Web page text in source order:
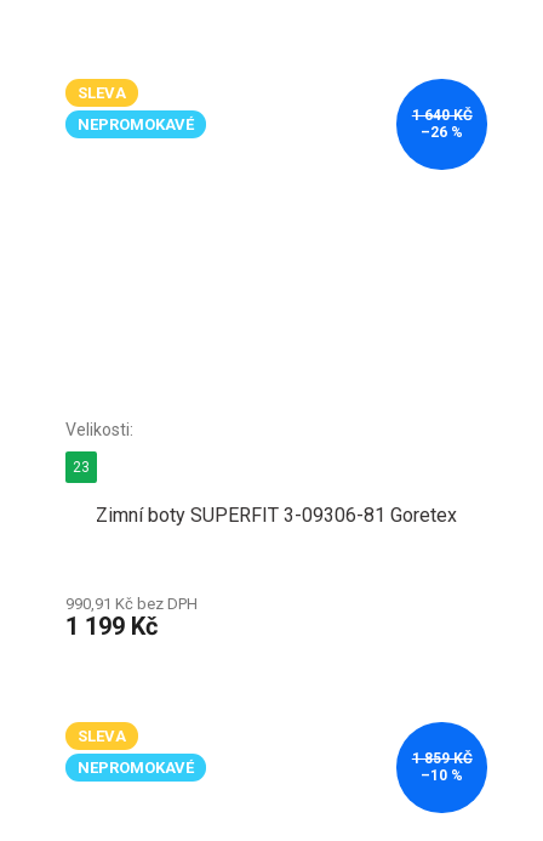
SLEVA
NEPROMOKAVÉ
1 640 KČ
–26 %
Zimní boty SUPERFIT 3-09306-81 Goretex
990,91 Kč bez DPH
1 199 Kč
23
SLEVA
NEPROMOKAVÉ
1 859 KČ
–10 %